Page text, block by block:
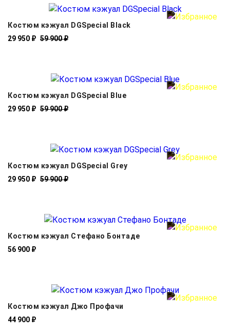
Костюм кэжуал DGSpecial Black
29 950 ₽ 59 900 ₽
Костюм кэжуал DGSpecial Blue
29 950 ₽ 59 900 ₽
Костюм кэжуал DGSpecial Grey
29 950 ₽ 59 900 ₽
Костюм кэжуал Стефано Бонтаде
56 900 ₽
Костюм кэжуал Джо Профачи
44 900 ₽